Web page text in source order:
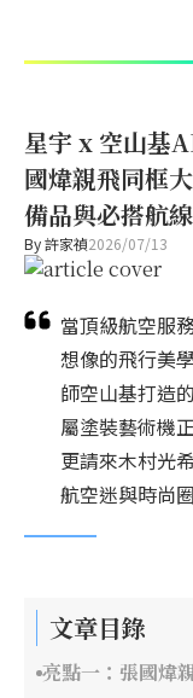
星宇 x 空山基
國煒親飛同框
備品與必搭航
By許家禎2026/07/13
當頂級航空服
想像的飛行美
師空山基打造
屬塗裝藝術機
更請來木村光
航空迷與時尚
文章目錄
亮點一：張國煒